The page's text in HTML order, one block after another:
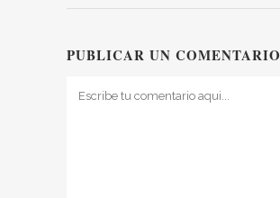
PUBLICAR UN COMENTARIO